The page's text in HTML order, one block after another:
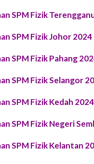
SPM Fizik
SPM Fizik Johor 2024
SPM Fizik Pahang
SPM Fizik Selangor
SPM Fizik Kedah 2024
SPM Fizik Negeri
SPM Fizik Kelantan